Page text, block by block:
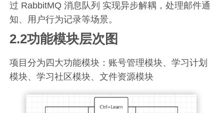
过 RabbitMQ 消息队列 实现异步解耦，处理邮件通
知、用户行为记录等场景。
2.2功能模块层次图
项目分为四大功能模块：账号管理模块、学习计划
模块、学习社区模块、文件资源模块